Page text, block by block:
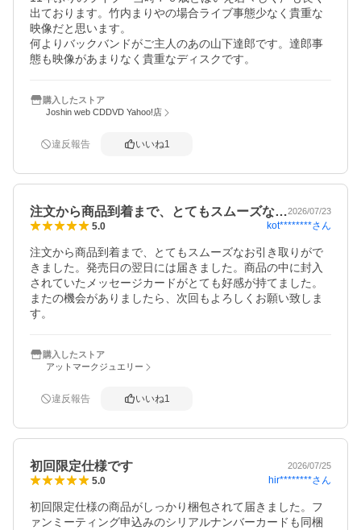
出ております。竹内まりやの場合ライブ事態少なく貴重な
映像だと思います。
何よりバックバンドがご主人のあの山下達郎です。達郎事
態も映像があまりなく貴重なディスクです。
購入したストア
Joshin web CDDVD Yahoo!店
違反報告 いいね1
注文から商品到着まで、とてもスムーズな…2026/07/23
5.0 kot********さん
注文から商品到着まで、とてもスムーズなお引き取りがで
きました。発売日の翌日には届きました。商品の中に封入
されていたメッセージカードがとても好感が持てました。
またの機会がありましたら、次回もよろしくお願い致しま
す。
購入したストア
アットマークジュエリー
違反報告 いいね1
初回限定仕様です 2026/07/25
5.0 hir********さん
初回限定仕様の商品がしっかり梱包されて届きました。フ
ァンミーティング申込みのシリアルナンバーカードも同梱